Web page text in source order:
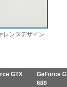
レンスデザイン
GTX
GeForce
680